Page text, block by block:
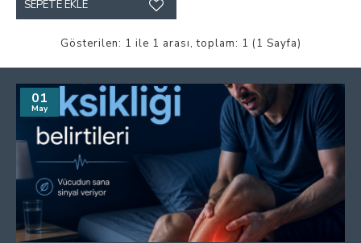
SEPETE EKLE
Gösterilen: 1 ile 1 arası, toplam: 1 (1 Sayfa)
01
May